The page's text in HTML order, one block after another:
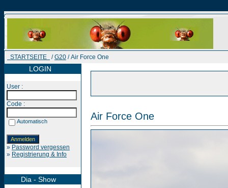
STARTSEITE /G20 / Air Force One
LOGIN
User :
Code :
Automatisch
» Password vergessen
» Registrierung & Info
Dia - Show
Air Force One